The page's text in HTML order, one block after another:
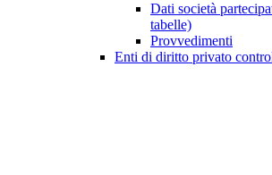
Dati società
tabelle)
Provvedimenti
Enti di diritto privato